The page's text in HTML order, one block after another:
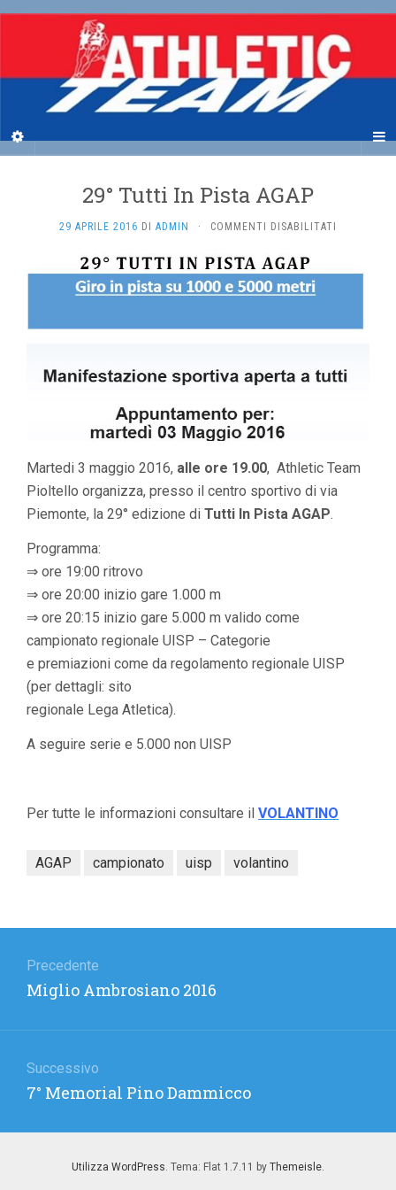
29° Tutti In Pista AGAP
29 APRILE 2016 DI ADMIN · COMMENTI DISABILITATI
IN
Martedi 3 maggio 2016, alle ore 19.00, Athletic Team
Pioltello organizza, presso il centro sportivo di via
Piemonte, la 29° edizione di Tutti In Pista AGAP.
Programma:
⇒ ore 19:00 ritrovo
⇒ ore 20:00 inizio gare 1.000 m
⇒ ore 20:15 inizio gare 5.000 m valido come
campionato regionale UISP – Categorie
e premiazioni come da regolamento regionale UISP
(per dettagli: sito
regionale Lega Atletica).
A seguire serie e 5.000 non UISP
Per tutte le informazioni consultare il VOLANTINO
AGAP campionato uisp volantino
articoli
Precedente
Articolo
Miglio Ambrosiano 2016
Successivo
Articolo
7° Memorial Pino Dammicco
Utilizza WordPress. Tema: Flat 1.7.11 by Themeisle.